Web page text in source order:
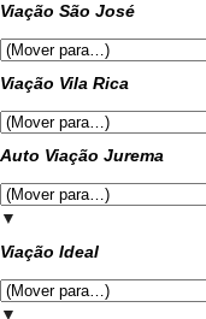
Viação São José
Viação Vila Rica
Auto Viação Jurema
▼
Viação Ideal
▼